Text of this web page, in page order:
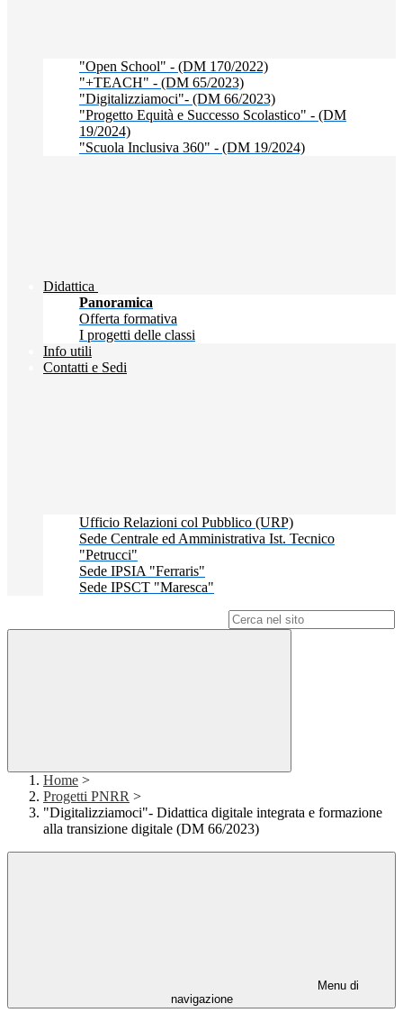
"Open School" - (DM 170/2022)
"+TEACH" - (DM 65/2023)
"Digitalizziamoci"- (DM 66/2023)
"Progetto Equità e Successo Scolastico" - (DM
19/2024)
"Scuola Inclusiva 360" - (DM 19/2024)
Didattica
Panoramica
Offerta formativa
I progetti delle classi
Info utili
Contatti e Sedi
Ufficio Relazioni col Pubblico (URP)
Sede Centrale ed Amministrativa Ist. Tecnico
"Petrucci"
Sede IPSIA "Ferraris"
Sede IPSCT "Maresca"
Home >
Progetti PNRR >
"Digitalizziamoci"- Didattica digitale integrata e formazione
alla transizione digitale (DM 66/2023)
Menu di
navigazione